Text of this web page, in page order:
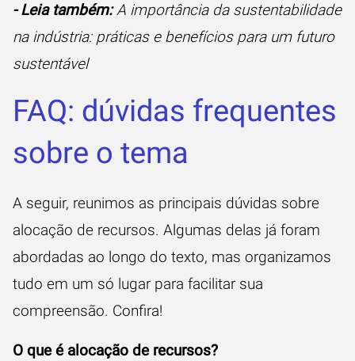
- Leia também: A importância da sustentabilidade
na indústria: práticas e benefícios para um futuro
sustentável
FAQ: dúvidas frequentes
sobre o tema
A seguir, reunimos as principais dúvidas sobre
alocação de recursos. Algumas delas já foram
abordadas ao longo do texto, mas organizamos
tudo em um só lugar para facilitar sua
compreensão. Confira!
O que é alocação de recursos?